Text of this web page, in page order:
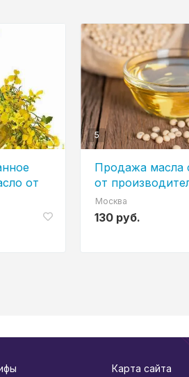
от
5
Продажа масла
от
Москва
130 руб.
Карта сайта